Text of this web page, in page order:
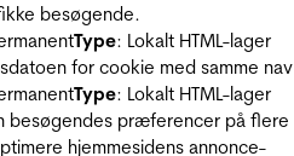
besøgende.
Type: Lokalt HTML-lager
for cookie med samme
Type: Lokalt HTML-lager
besøgendes præferencer på flere
hjemmesidens annonce-